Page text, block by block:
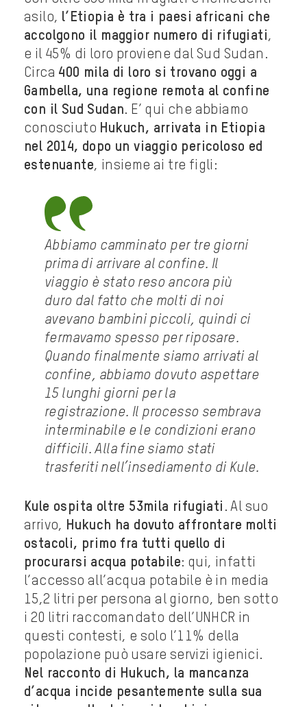
asilo, l’Etiopia è tra i paesi africani che
accolgono il maggior numero di rifugiati,
e il 45% di loro proviene dal Sud Sudan.
Circa 400 mila di loro si trovano oggi a
Gambella, una regione remota al confine
con il Sud Sudan. E’ qui che abbiamo
conosciuto Hukuch, arrivata in Etiopia
nel 2014, dopo un viaggio pericoloso ed
estenuante, insieme ai tre figli:
Abbiamo camminato per tre giorni
prima di arrivare al confine. Il
viaggio è stato reso ancora più
duro dal fatto che molti di noi
avevano bambini piccoli, quindi ci
fermavamo spesso per riposare.
Quando finalmente siamo arrivati al
confine, abbiamo dovuto aspettare
15 lunghi giorni per la
registrazione. Il processo sembrava
interminabile e le condizioni erano
difficili. Alla fine siamo stati
trasferiti nell’insediamento di Kule.
Kule ospita oltre 53mila rifugiati . Al suo
arrivo, Hukuch ha dovuto affrontare molti
ostacoli, primo fra tutti quello di
procurarsi acqua potabile: qui, infatti
l’accesso all’acqua potabile è in media
15,2 litri per persona al giorno, ben sotto
i 20 litri raccomandato dell’UNHCR in
questi contesti, e solo l’11% della
popolazione può usare servizi igienici.
Nel racconto di Hukuch, la mancanza
d’acqua incide pesantemente sulla sua